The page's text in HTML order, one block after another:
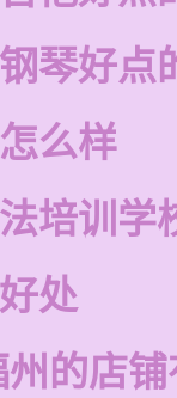
琴好点
么样
培训学
处
的店